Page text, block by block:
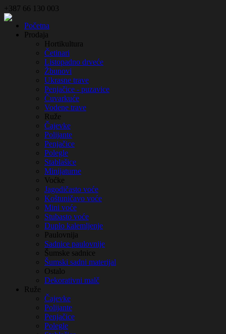
+387 66 130 003
Početna
Prodaja
Hortikultura
Četinari
Listopadno drveće
Žbunovi
Ukrasne trave
Penjačice - puzavice
Čuvarkuće
Vodene trave
Ruže
Čajevke
Polijante
Penjačice
Polegle
Stablašice
Minijaturne
Voćke
Jagodičasto voće
Koštuničavo voće
Mini voće
Stubasto voće
Duplo kalemljenje
Paulovnija
Sadnice paulovnije
Šumske sadnice
Šumski sadni materijal
Ostalo
Dekorativni malč
Ruže
Čajevke
Polijante
Penjačice
Polegle